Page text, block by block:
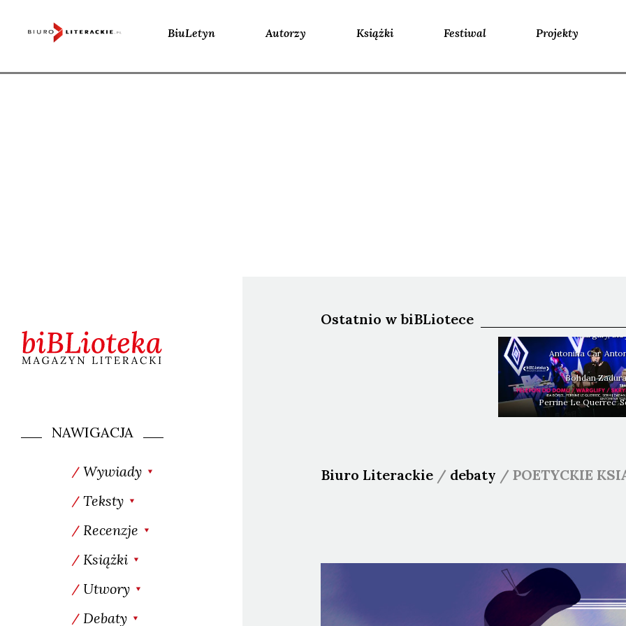
BiuLetyn Autorzy Książki Festiwal Projekty
NAWIGACJA
Wywiady
Teksty
Recenzje
Książki
Utwory
Debaty
Ostatnio w biBLiotece
Warglify,
AntoninaCar
Bohdan
PerrineLe Querrec
Biuro Literackie/ debaty / POETYCKIE